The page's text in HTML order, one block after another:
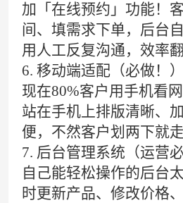
加「在线预约」功能！
间、填需求下单，后台
用人工反复沟通，效率翻
6. 移动端适配（必做！）
现在80%客户用手机看
站在手机上排版清晰、
便，不然客户划两下就走
7. 后台管理系统（运营必
自己能轻松操作的后台
时更新产品、修改价格